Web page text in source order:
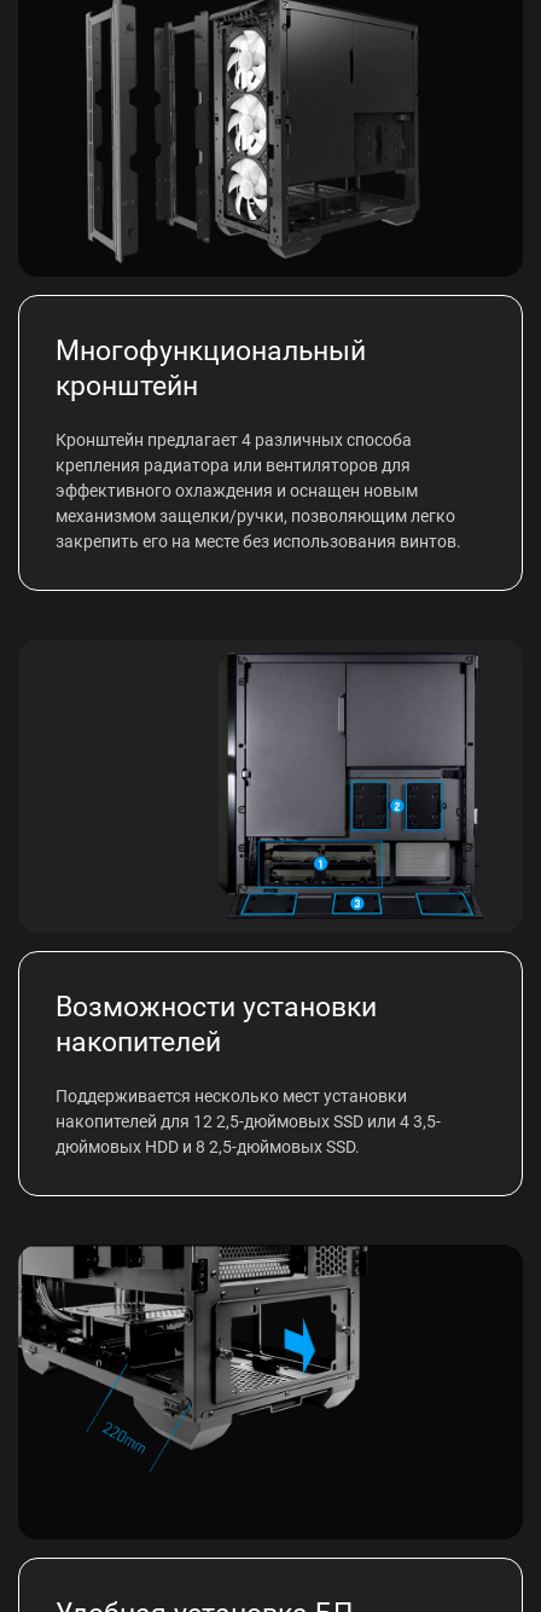
Многофункциональный
кронштейн
Кронштейн предлагает 4 различных способа
крепления радиатора или вентиляторов для
эффективного охлаждения и оснащен новым
механизмом защелки/ручки, позволяющим легко
закрепить его на месте без использования винтов.
Возможности установки
накопителей
Поддерживается несколько мест установки
накопителей для 12 2,5-дюймовых SSD или 4 3,5-
дюймовых HDD и 8 2,5-дюймовых SSD.